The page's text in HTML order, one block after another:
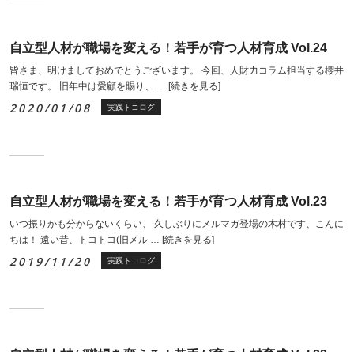
自立型人材が職場を変える！若手が育つ人材育成 Vol.24
皆さま、明けましておめでとうございます。 今回、人財力コラム担当する櫻井
瑞恒です。 旧年中は愛顧を賜り、 … [続きを見る]
2020/01/08 実践トコログ
自立型人材が職場を変える！若手が育つ人材育成 Vol.23
いつ振りかも分からないくらい、 久しぶりにメルマガ登場の木村です、こんに
ちは！ 遠い昔、トコトコ(旧メル … [続きを見る]
2019/11/20 実践トコログ